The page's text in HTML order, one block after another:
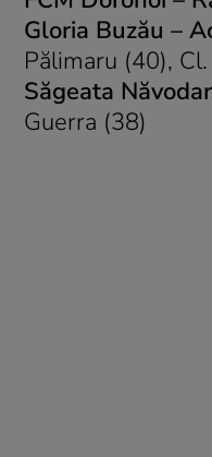
Gloria Buzău –
Pălimaru (40),
Săgeata
Guerra (38)